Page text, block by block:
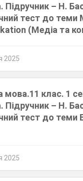
Підручник – Н.
тест до теми
(Медіа та
2025
мова.11 клас. 1
Підручник – Н.
тест до теми
2025